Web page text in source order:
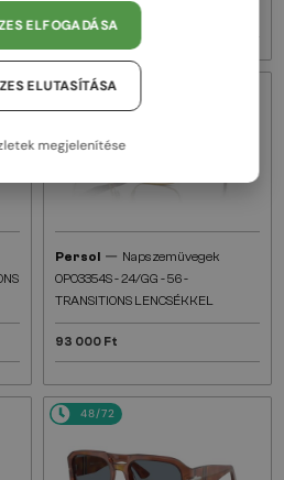
93 000 Ft
48/72
Persol — Napszemüvegek
0PO3354S - 24/GG - 56 -
TRANSITIONS LENCSÉKKEL
93 000 Ft
48/72
ELFOGADÁSA
ELUTASÍTÁSA
megjelenítése